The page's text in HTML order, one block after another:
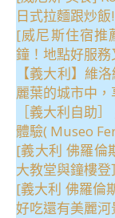
日式拉麵跟炒飯!
[威尼斯住宿推
鐘！地點好服務
【義大利】維
麗葉的城市中
［義大利自助
體驗( Museo
[義大利 佛羅倫
大教堂與鐘樓
[義大利 佛羅倫
好吃還有美麗河